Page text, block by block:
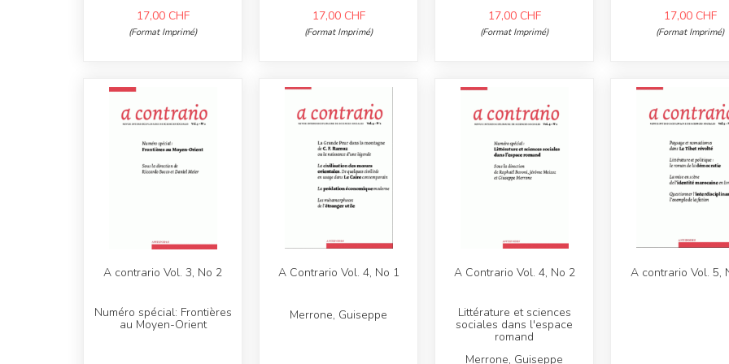
17,00 CHF
(Format Imprimé)
17,00 CHF
(Format Imprimé)
17,00 CHF
(Format Imprimé)
17,00 CHF
(Format Imprimé)
A contrario Vol. 3, No 2
Numéro spécial: Frontières
au Moyen-Orient
A Contrario Vol. 4, No 1
Merrone, Guiseppe
A Contrario Vol. 4, No 2
Littérature et sciences
sociales dans l'espace
romand
Merrone, Guiseppe
A contrario Vol. 5,